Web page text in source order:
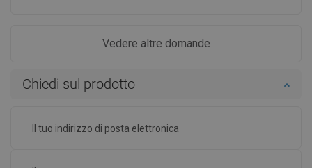
Vedere altre domande
Chiedi sul prodotto